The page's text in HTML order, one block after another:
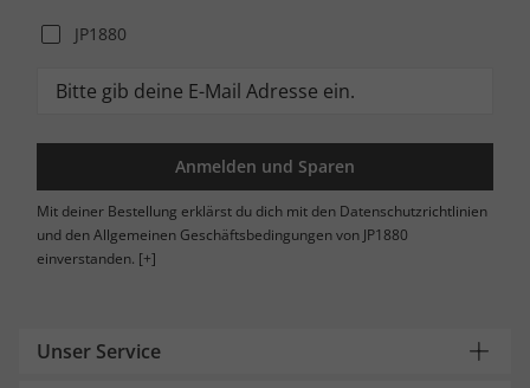
JP1880
Anmelden und Sparen
Mit deiner Bestellung erklärst du dich mit den Datenschutzrichtlinien
und den Allgemeinen Geschäftsbedingungen von JP1880
einverstanden. [+]
Unser Service